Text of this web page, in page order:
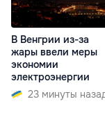
В Венгрии из-за
жары ввели меры
экономии
электроэнергии
23 минуты